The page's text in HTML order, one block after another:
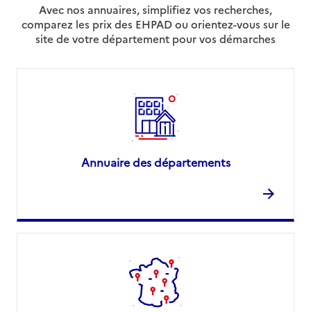
Avec nos annuaires, simplifiez vos recherches,
comparez les prix des EHPAD ou orientez-vous sur le
site de votre département pour vos démarches
Annuaire des départements